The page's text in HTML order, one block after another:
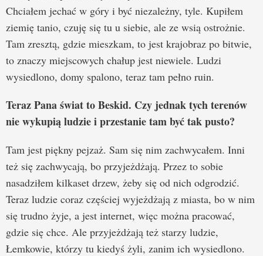
Chciałem jechać w góry i być niezależny, tyle. Kupiłem
ziemię tanio, czuję się tu u siebie, ale ze wsią ostrożnie.
Tam zresztą, gdzie mieszkam, to jest krajobraz po bitwie,
to znaczy miejscowych chałup jest niewiele. Ludzi
wysiedlono, domy spalono, teraz tam pełno ruin.
Teraz Pana świat to Beskid. Czy jednak tych terenów
nie wykupią ludzie i przestanie tam być tak pusto?
Tam jest piękny pejzaż. Sam się nim zachwycałem. Inni
też się zachwycają, bo przyjeżdżają. Przez to sobie
nasadziłem kilkaset drzew, żeby się od nich odgrodzić.
Teraz ludzie coraz częściej wyjeżdżają z miasta, bo w nim
się trudno żyje, a jest internet, więc można pracować,
gdzie się chce. Ale przyjeżdżają też starzy ludzie,
Łemkowie, którzy tu kiedyś żyli, zanim ich wysiedlono.